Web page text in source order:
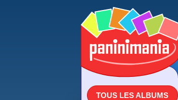
TOUS LES ALBUMS